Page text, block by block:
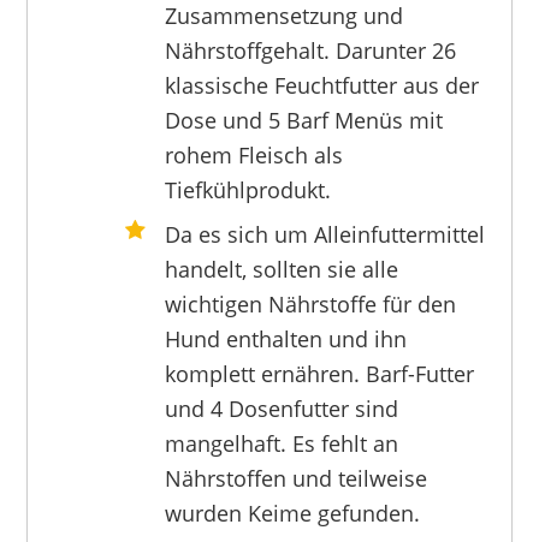
Zusammensetzung und
Nährstoffgehalt. Darunter 26
klassische Feuchtfutter aus der
Dose und 5 Barf Menüs mit
rohem Fleisch als
Tiefkühlprodukt.
Da es sich um Alleinfuttermittel
handelt, sollten sie alle
wichtigen Nährstoffe für den
Hund enthalten und ihn
komplett ernähren. Barf-Futter
und 4 Dosenfutter sind
mangelhaft. Es fehlt an
Nährstoffen und teilweise
wurden Keime gefunden.